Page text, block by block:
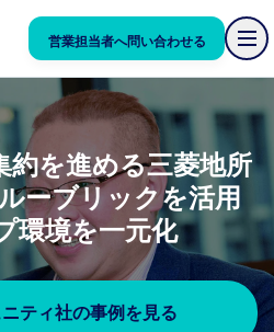
営業担当者へ問い合わせる
約を進める三菱地所
ーブリックを活用
環境を一元化
ティ社の事例を見る